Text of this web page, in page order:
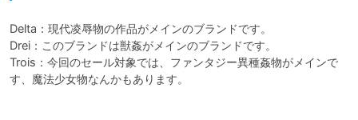
Delta：現代凌辱物の作品がメインのブランドです。
Drei：このブランドは獣姦がメインのブランドです。
Trois：今回のセール対象では、ファンタジー異種姦物がメインで
す、魔法少女物なんかもあります。